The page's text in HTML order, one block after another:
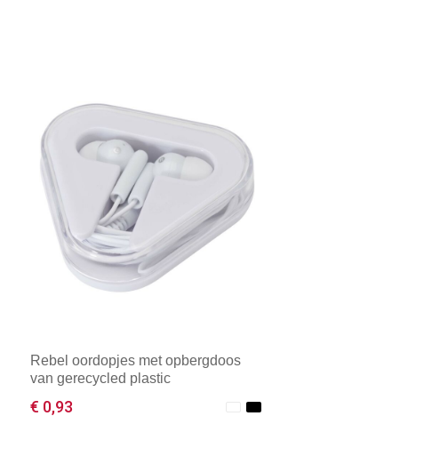
Rebel oordopjes met opbergdoos
van gerecycled plastic
€ 0,93